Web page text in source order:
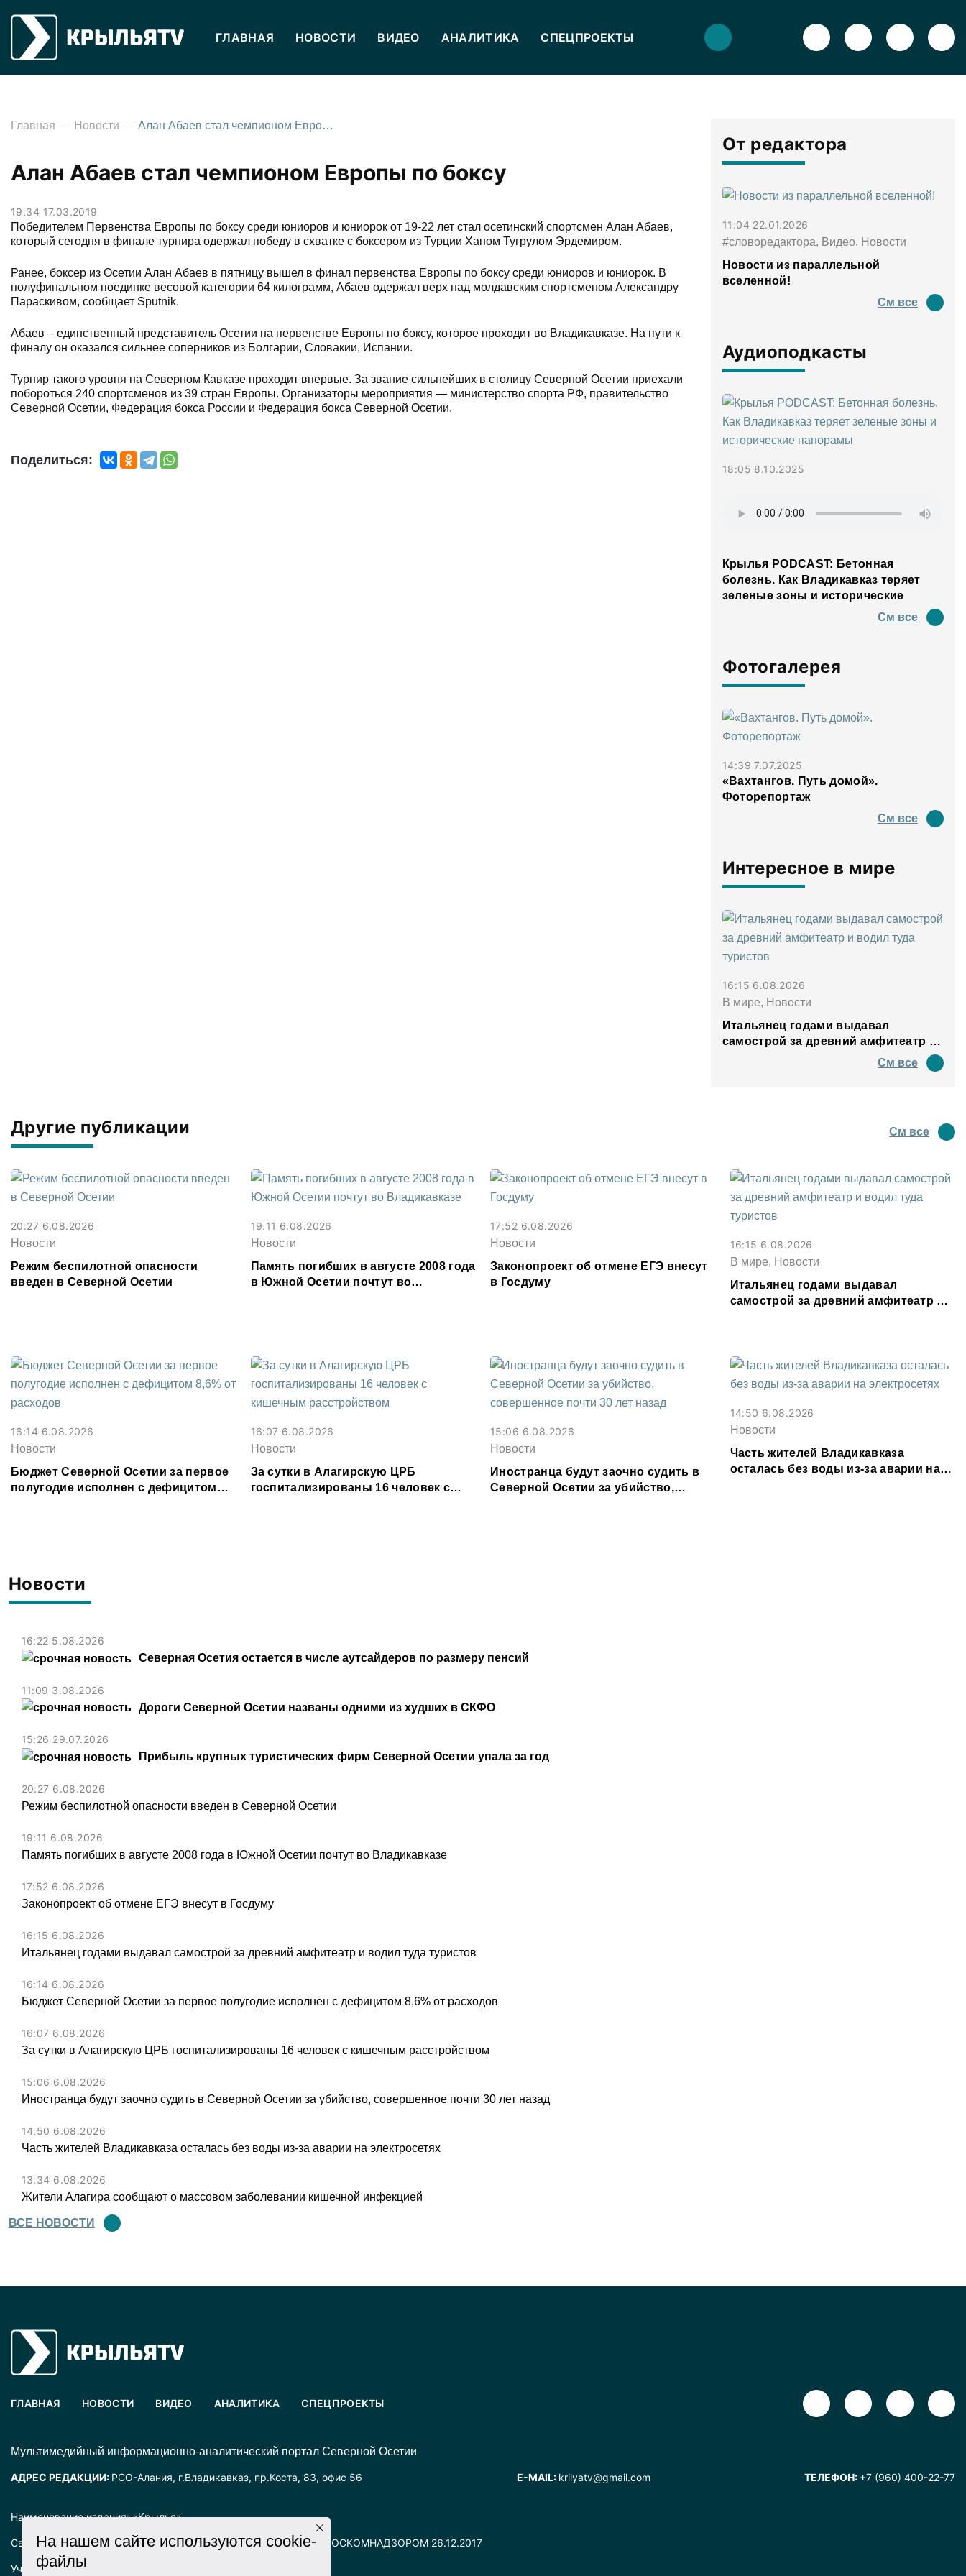
ГЛАВНАЯ НОВОСТИ ВИДЕО АНАЛИТИКА СПЕЦПРОЕКТЫ
Новости
16:22 5.08.2026
Северная Осетия остается в числе аутсайдеров по размеру пенсий
11:09 3.08.2026
Дороги Северной Осетии названы одними из худших в СКФО
15:26 29.07.2026
Прибыль крупных туристических фирм Северной Осетии упала за год
20:27 6.08.2026
Режим беспилотной опасности введен в Северной Осетии
19:11 6.08.2026
Память погибших в августе 2008 года в Южной Осетии почтут во Владикавказе
17:52 6.08.2026
Законопроект об отмене ЕГЭ внесут в Госдуму
16:15 6.08.2026
Итальянец годами выдавал самострой за древний амфитеатр и водил туда туристов
16:14 6.08.2026
Бюджет Северной Осетии за первое полугодие исполнен с дефицитом 8,6% от расходов
16:07 6.08.2026
За сутки в Алагирскую ЦРБ госпитализированы 16 человек с кишечным расстройством
15:06 6.08.2026
Иностранца будут заочно судить в Северной Осетии за убийство, совершенное почти 30 лет назад
14:50 6.08.2026
Часть жителей Владикавказа осталась без воды из-за аварии на электросетях
13:34 6.08.2026
Жители Алагира сообщают о массовом заболевании кишечной инфекцией
ВСЕ НОВОСТИ
Главная Новости Алан Абаев стал чемпионом Европы по боксу
Алан Абаев стал чемпионом Европы по боксу
19:34 17.03.2019
Победителем Первенства Европы по боксу среди юниоров и юниорок от 19-22 лет стал осетинский спортсмен Алан Абаев,
который сегодня в финале турнира одержал победу в схватке с боксером из Турции Ханом Тугрулом Эрдемиром.
Ранее, боксер из Осетии Алан Абаев в пятницу вышел в финал первенства Европы по боксу среди юниоров и юниорок. В
полуфинальном поединке весовой категории 64 килограмм, Абаев одержал верх над молдавским спортсменом Александру
Параскивом, сообщает Sputnik.
Абаев – единственный представитель Осетии на первенстве Европы по боксу, которое проходит во Владикавказе. На пути к
финалу он оказался сильнее соперников из Болгарии, Словакии, Испании.
Турнир такого уровня на Северном Кавказе проходит впервые. За звание сильнейших в столицу Северной Осетии приехали
побороться 240 спортсменов из 39 стран Европы. Организаторы мероприятия — министерство спорта РФ, правительство
Северной Осетии, Федерация бокса России и Федерация бокса Северной Осетии.
Поделиться:
От редактора
11:04 22.01.2026
#словоредактора, Видео, Новости
Новости из параллельной
вселенной!
См все
Аудиоподкасты
18:05 8.10.2025
Крылья PODCAST: Бетонная
болезнь. Как Владикавказ теряет
зеленые зоны и исторические
См все
Фотогалерея
14:39 7.07.2025
«Вахтангов. Путь домой».
Фоторепортаж
См все
Интересное в мире
16:15 6.08.2026
В мире, Новости
Итальянец годами выдавал
самострой за древний амфитеатр и
См все
Другие публикации См все
20:27 6.08.2026
Новости
Режим беспилотной опасности
введен в Северной Осетии
19:11 6.08.2026
Новости
Память погибших в августе 2008 года
в Южной Осетии почтут во
17:52 6.08.2026
Новости
Законопроект об отмене ЕГЭ внесут
в Госдуму
16:15 6.08.2026
В мире, Новости
Итальянец годами выдавал
самострой за древний амфитеатр и
16:14 6.08.2026
Новости
Бюджет Северной Осетии за первое
полугодие исполнен с дефицитом
16:07 6.08.2026
Новости
За сутки в Алагирскую ЦРБ
госпитализированы 16 человек с
15:06 6.08.2026
Новости
Иностранца будут заочно судить в
Северной Осетии за убийство,
14:50 6.08.2026
Новости
Часть жителей Владикавказа
осталась без воды из-за аварии на
Наименование издания: «Крылья».
Свидетельство о регистрации СМИ ЭЛ № ФС77-72025 выдано РОСКОМНАДЗОРОМ 26.12.2017
Учредитель: ООО «Крылья».
ГЛАВНАЯ НОВОСТИ ВИДЕО АНАЛИТИКА СПЕЦПРОЕКТЫ
Mультимедийный информационно-аналитический портал Северной Осетии
АДРЕС РЕДАКЦИИ: РСО-Алания, г.Владикавказ, пр.Коста, 83, офис 56 E-MAIL: krilyatv@gmail.com ТЕЛЕФОН: +7 (960) 400-22-77
На нашем сайте используются cookie-
файлы